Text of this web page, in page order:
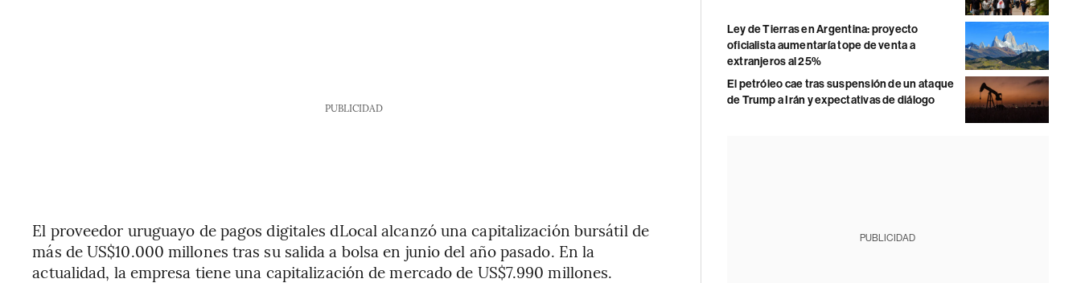
PUBLICIDAD
El proveedor uruguayo de pagos digitales dLocal alcanzó una capitalización bursátil de
más de US$10.000 millones tras su salida a bolsa en junio del año pasado. En la
actualidad, la empresa tiene una capitalización de mercado de US$7.990 millones.
Ley de Tierras en Argentina: proyecto
oficialista aumentaría tope de venta a
extranjeros al 25%
El petróleo cae tras suspensión de un ataque
de Trump a Irán y expectativas de diálogo
PUBLICIDAD